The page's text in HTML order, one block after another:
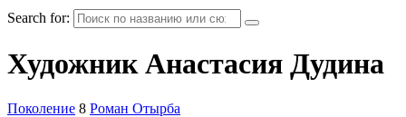
Search for:
ХудожникАнастасия Дудина
Поколение 8 Роман Отырба